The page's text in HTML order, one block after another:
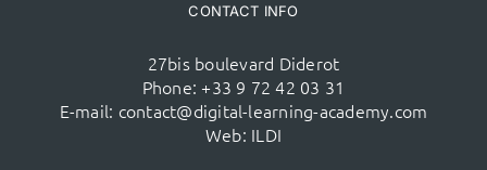
CONTACT INFO
27bis boulevard Diderot
Phone: +33 9 72 42 03 31
E-mail: contact@digital-learning-academy.com
Web: ILDI